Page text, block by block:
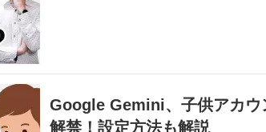
Google Gemini、子供アカウ
解禁！設定方法も解説